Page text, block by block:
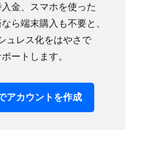
金、​スマホを​使った​
ら​端末購入も​不要と、​
ュレス化を​はやさで​
ートします。
アカウントを​作成